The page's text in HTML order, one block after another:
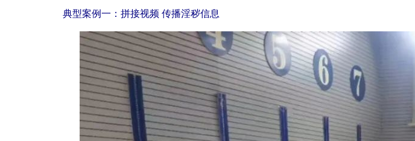
典型案例一：拼接视频 传播淫秽信息